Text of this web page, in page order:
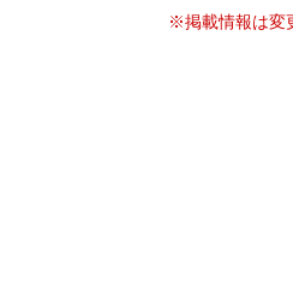
※掲載情報は変